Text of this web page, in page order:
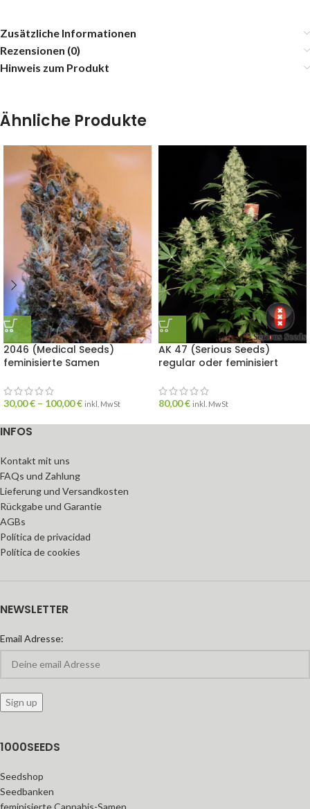
Zusätzliche Informationen
Rezensionen (0)
Hinweis zum Produkt
Ähnliche Produkte
2046 (Medical Seeds)
feminisierte Samen
30,00€ – 100,00€ inkl. MwSt
AK 47 (Serious Seeds)
regular oder feminisiert
80,00€ inkl. MwSt
INFOS
Kontakt mit uns
FAQs und Zahlung
Lieferung und Versandkosten
Rückgabe und Garantie
AGBs
Política de privacidad
Política de cookies
NEWSLETTER
Email Adresse:
1000SEEDS
Seedshop
Seedbanken
feminisierte Cannabis-Samen